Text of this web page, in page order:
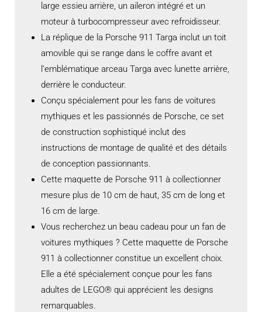
large essieu arrière, un aileron intégré et un
moteur à turbocompresseur avec refroidisseur.
La réplique de la Porsche 911 Targa inclut un toit
amovible qui se range dans le coffre avant et
l’emblématique arceau Targa avec lunette arrière,
derrière le conducteur.
Conçu spécialement pour les fans de voitures
mythiques et les passionnés de Porsche, ce set
de construction sophistiqué inclut des
instructions de montage de qualité et des détails
de conception passionnants.
Cette maquette de Porsche 911 à collectionner
mesure plus de 10 cm de haut, 35 cm de long et
16 cm de large.
Vous recherchez un beau cadeau pour un fan de
voitures mythiques ? Cette maquette de Porsche
911 à collectionner constitue un excellent choix.
Elle a été spécialement conçue pour les fans
adultes de LEGO® qui apprécient les designs
remarquables.